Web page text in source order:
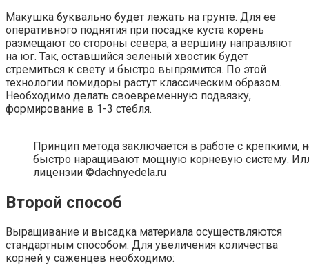
Макушка буквально будет лежать на грунте. Для ее
оперативного поднятия при посадке куста корень
размещают со стороны севера, а вершину направляют
на юг. Так, оставшийся зеленый хвостик будет
стремиться к свету и быстро выпрямится. По этой
технологии помидоры растут классическим образом.
Необходимо делать своевременную подвязку,
формирование в 1-3 стебля.
Принцип метода заключается в работе с
быстро наращивают мощную корневую систему.
лицензии ©dachnyedela.ru
Второй способ
Выращивание и высадка материала осуществляются
стандартным способом. Для увеличения количества
корней у саженцев необходимо: